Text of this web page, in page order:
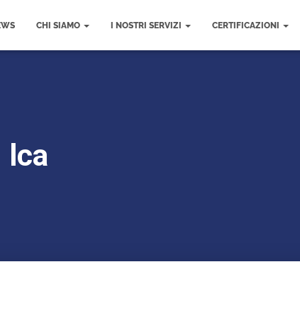
CHI SIAMO I NOSTRI SERVIZI CERTIFICAZIONI
lca